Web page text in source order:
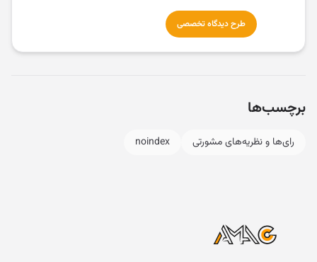
طرح دیدگاه تخصصی
برچسب‌ها
رای‌ها و نظریه‌های مشورتی noindex